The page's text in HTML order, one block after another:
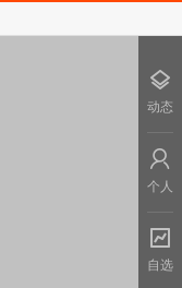
动态
个人
自选